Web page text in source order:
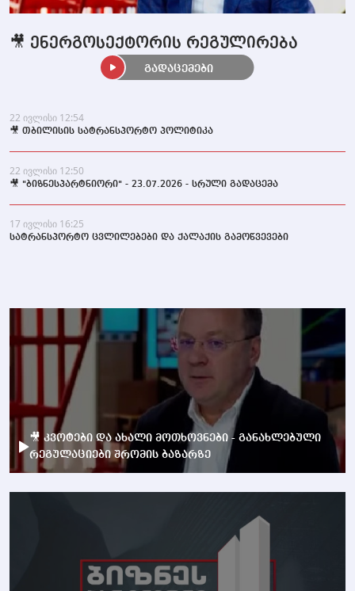
22 ივლისი 12:54
🎥 თბილისის სატრანსპორტო პოლიტიკა
22 ივლისი 12:50
🎥 "ბიზნესპარტნიორი" - 23.07.2026 - სრული გადაცემა
17 ივლისი 16:25
სატრანსპორტო ცვლილებები და ქალაქის გამოწვევები
🎥 ენერგოსექტორის რეგულირება
გადაცემები
🎥 კვოტები და ახალი მოთხოვნები - განახლებული
რეგულაციები შრომის ბაზარზე